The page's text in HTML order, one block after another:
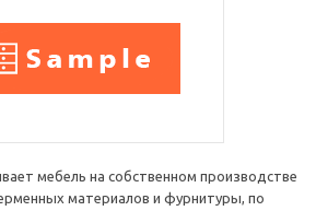
мебель на собственном производстве
материалов и фурнитуры, по